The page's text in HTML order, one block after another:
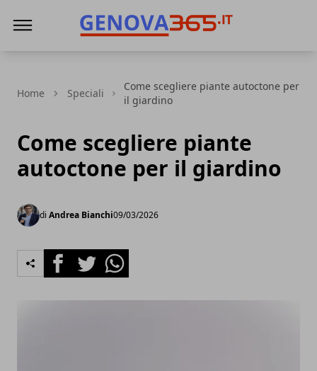
Home Speciali
Come scegliere piante autoctone per
il giardino
Come scegliere piante
autoctone per il giardino
di Andrea Bianchi09/03/2026
FacebookTwitterWhatsapp